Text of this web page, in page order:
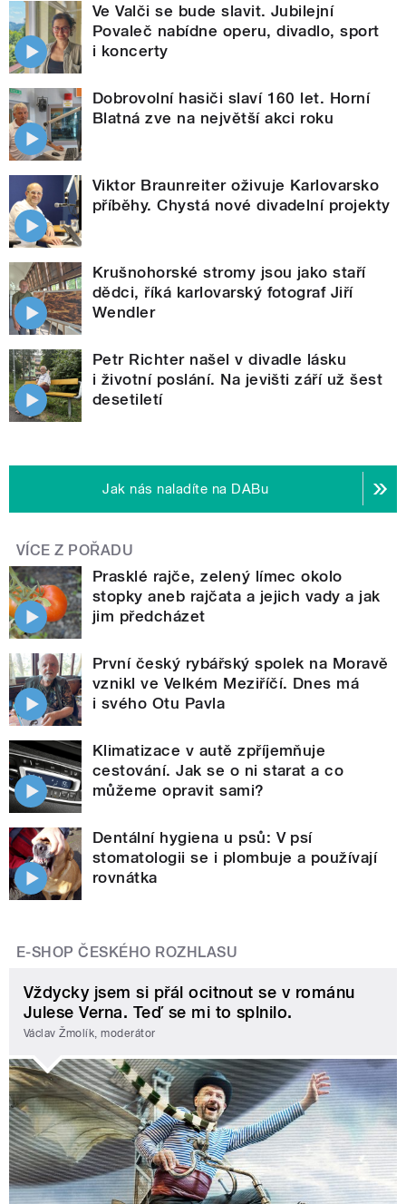
Ve Valči se bude slavit. Jubilejní
Povaleč nabídne operu, divadlo, sport
i koncerty
Dobrovolní hasiči slaví 160 let. Horní
Blatná zve na největší akci roku
Viktor Braunreiter oživuje Karlovarsko
příběhy. Chystá nové divadelní projekty
Krušnohorské stromy jsou jako staří
dědci, říká karlovarský fotograf Jiří
Wendler
Petr Richter našel v divadle lásku
i životní poslání. Na jevišti září už šest
desetiletí
Jak nás naladíte na DABu
VÍCE Z POŘADU
Prasklé rajče, zelený límec okolo
stopky aneb rajčata a jejich vady a jak
jim předcházet
První český rybářský spolek na Moravě
vznikl ve Velkém Meziříčí. Dnes má
i svého Otu Pavla
Klimatizace v autě zpříjemňuje
cestování. Jak se o ni starat a co
můžeme opravit sami?
Dentální hygiena u psů: V psí
stomatologii se i plombuje a používají
rovnátka
E-SHOP ČESKÉHO ROZHLASU
Vždycky jsem si přál ocitnout se v románu
Julese Verna. Teď se mi to splnilo.
Václav Žmolík, moderátor